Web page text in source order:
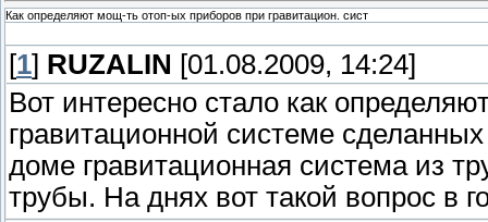
Как определяют мощ-ть отоп-ых приборов при гравитацион. сист
[1] RUZALIN [01.08.2009, 14:24]
Вот интересно стало как
гравитационной системе
доме гравитационная система из
трубы. На днях вот такой вопрос в